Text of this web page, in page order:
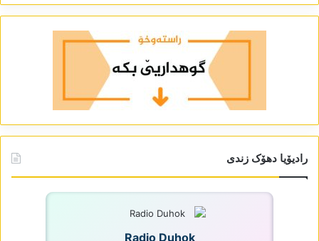
رادیۆیا دھۆک زندی
Radio Duhok